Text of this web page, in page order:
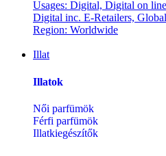
Illat
Illatok
Női parfümök
Férfi parfümök
Illatkiegészítők